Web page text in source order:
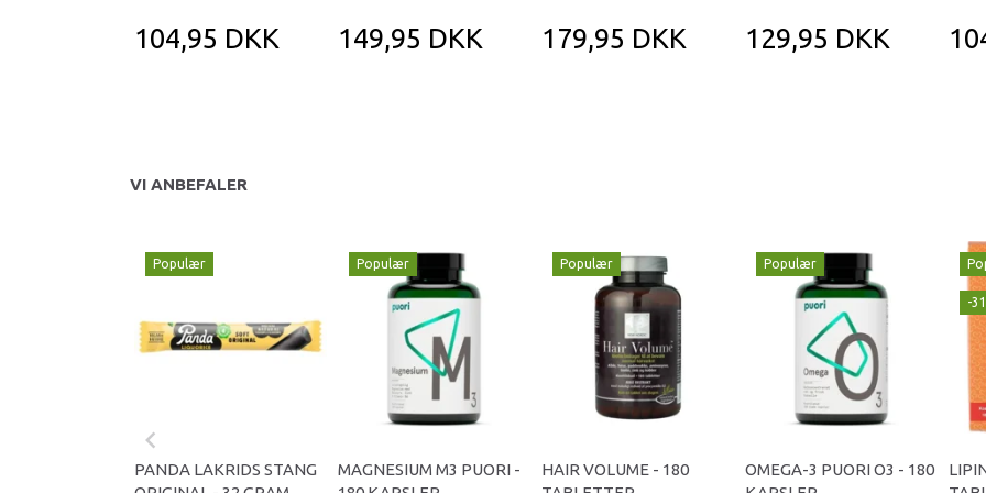
104,95 DKK 149,95 DKK 179,95 DKK 129,95 DKK
VI ANBEFALER
Populær
PANDA LAKRIDS STANG
Populær
MAGNESIUM M3 PUORI -
Populær
HAIR VOLUME - 180
Populær
OMEGA-3 PUORI O3 - 180
-